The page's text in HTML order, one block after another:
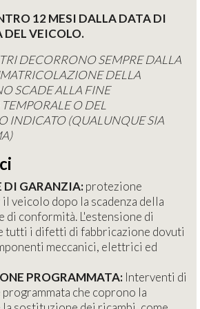
12 MESI DALLA DATA DI
VEICOLO.
DECORRONO SEMPRE DALLA
DELLA
SCADE ALLA FINE
O DEL
INDICATO (QUALUNQUE SIA
DI GARANZIA:protezione
veicolo dopo la scadenza della
di conformità. L'estensione di
tutti i difetti di fabbricazione dovuti
meccanici, elettrici ed
PROGRAMMATA: Interventi di
che coprono la